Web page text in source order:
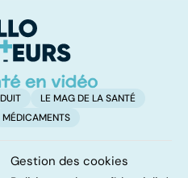
gastro-entérites
LE MAG DE LA SANTÉ
MÉDICAMENTS
Gestion des cookies